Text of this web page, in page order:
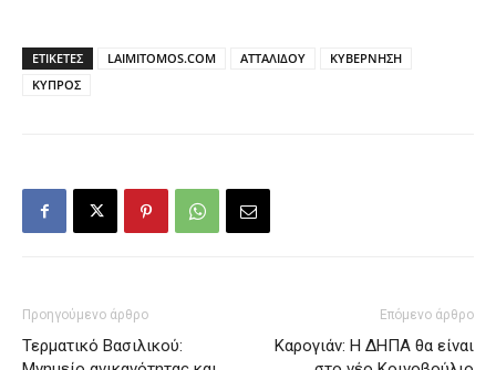
ΕΤΙΚΕΤΕΣ LAIMITOMOS.COM ΑΤΤΑΛΙΔΟΥ
ΚΥΒΕΡΝΗΣΗ
ΚΥΠΡΟΣ
Προηγούμενο άρθρο
Τερματικό Βασιλικού:
Επόμενο άρθρο
Καρογιάν: Η ΔΗΠΑ θα είναι